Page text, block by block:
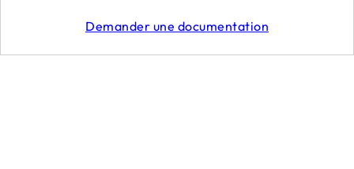
Demander une documentation